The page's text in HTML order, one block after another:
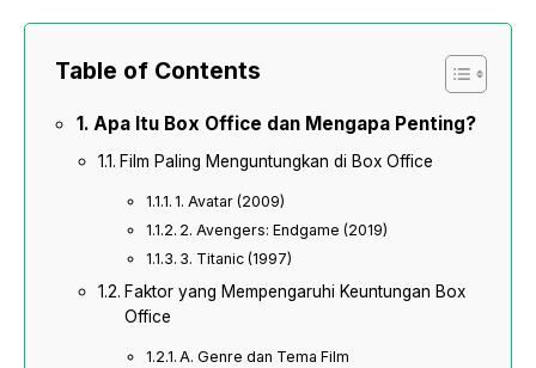
Table of Contents
Apa Itu Box Office dan Mengapa Penting?
Film Paling Menguntungkan di Box Office
1. Avatar (2009)
2. Avengers: Endgame (2019)
3. Titanic (1997)
Faktor yang Mempengaruhi Keuntungan Box
Office
A. Genre dan Tema Film